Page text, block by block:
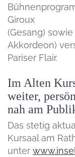
Giroux
(Gesang)
Akkordeon)
Pariser Flair.
Im Alten
weiter,
nah am
Das stetig
Kursaal am
unter